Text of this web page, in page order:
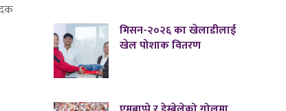
मिसन-२०२६ का खेलाडीलाई
खेल पोशाक वितरण